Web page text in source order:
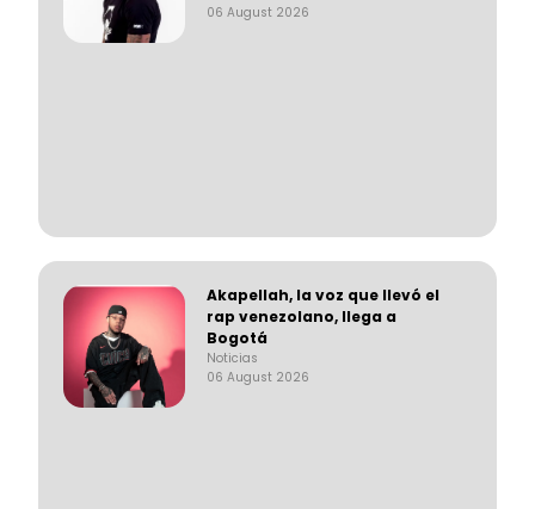
06 August 2026
Akapellah, la voz que llevó el
rap venezolano, llega a
Bogotá
Noticias
06 August 2026